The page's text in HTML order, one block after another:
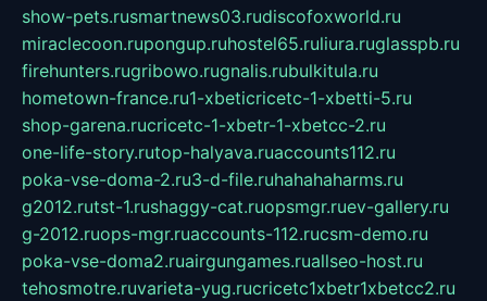
show-pets.rusmartnews03.rudiscofoxworld.ru
miraclecoon.rupongup.ruhostel65.ruliura.ruglasspb.ru
firehunters.rugribowo.rugnalis.rubulkitula.ru
hometown-france.ru1-xbeticricetc-1-xbetti-5.ru
shop-garena.rucricetc-1-xbetr-1-xbetcc-2.ru
one-life-story.rutop-halyava.ruaccounts112.ru
poka-vse-doma-2.ru3-d-file.ruhahahaharms.ru
g2012.rutst-1.rushaggy-cat.ruopsmgr.ruev-gallery.ru
g-2012.ruops-mgr.ruaccounts-112.rucsm-demo.ru
poka-vse-doma2.ruairgungames.ruallseo-host.ru
tehosmotre.ruvarieta-yug.rucricetc1xbetr1xbetcc2.ru